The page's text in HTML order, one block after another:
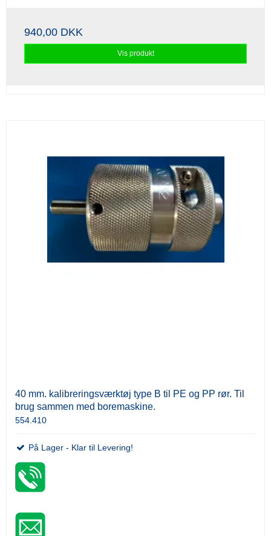
940,00 DKK
Vis produkt
40 mm. kalibreringsværktøj type B til PE og PP rør. Til
brug sammen med boremaskine.
554.410
På Lager - Klar til Levering!